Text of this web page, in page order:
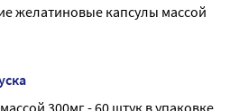
желатиновые капсулы массой
массой 300 мг - это
300мг - 60 штук в упаковке.